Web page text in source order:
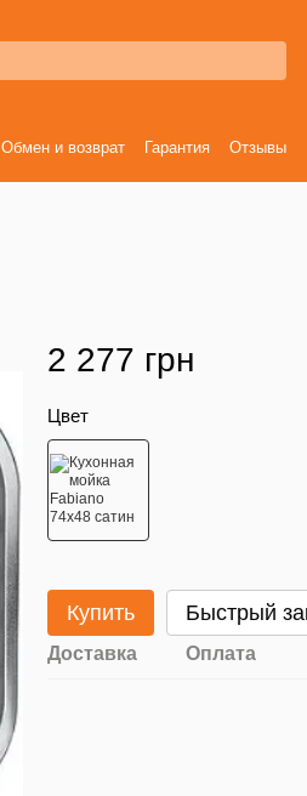
Обмен и возврат Гарантия Отзывы
2 277 грн
Цвет
Купить Быстрый
Доставка Оплата